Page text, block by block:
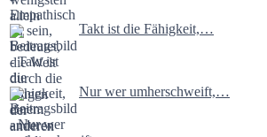
Takt ist die Fähigkeit,…
Nur wer umherschweift,…